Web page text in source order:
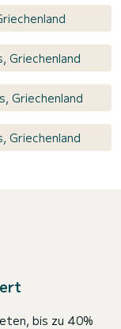
Griechenland
Griechenland
Griechenland
bis zu 40%